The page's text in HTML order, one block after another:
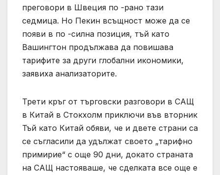
преговори в Швеция по -рано тази
седмица. Но Пекин всъщност може да се
появи в по -силна позиция, тъй като
Вашингтон продължава да повишава
тарифите за други глобални икономики,
заявиха анализаторите.
Трети кръг от търговски разговори в САЩ
в Китай в Стокхолм приключи във вторник
Тъй като Китай обяви, че и двете страни са
се съгласили да удължат своето „тарифно
примирие“ с още 90 дни, докато страната
на САЩ настояваше, че сделката все още е